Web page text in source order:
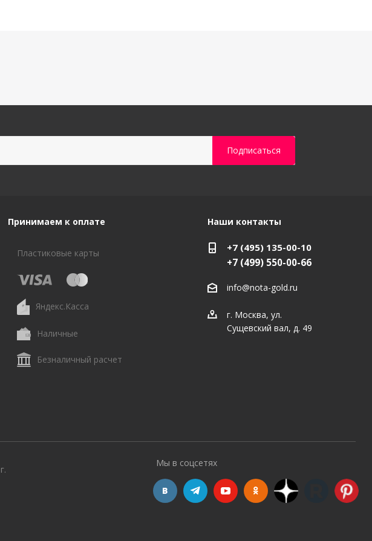
Принимаем к оплате
Пластиковые карты
Яндекс.Касса
Наличные
Безналичный расчет
Наши контакты
+7 (495) 135-00-10
+7 (499) 550-00-66
info@nota-gold.ru
г. Москва, ул.
Сущевский вал, д. 49
Мы в соцсетях